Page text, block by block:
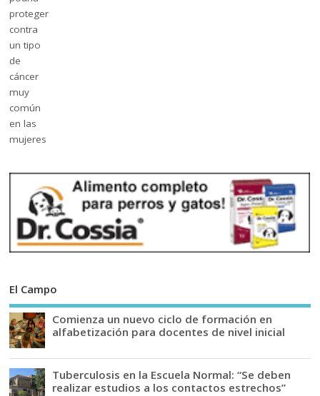
El Campo
Comienza un nuevo ciclo de formación en
alfabetización para docentes de nivel inicial
Tuberculosis en la Escuela Normal: “Se deben
realizar estudios a los contactos estrechos”